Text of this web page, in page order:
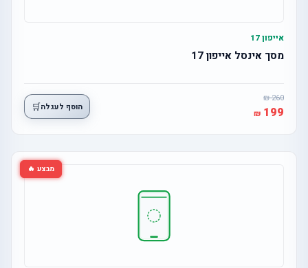
אייפון 17
מסך אינסל אייפון 17
260
199 הוסף לעגלה🛒
מבצע 🔥